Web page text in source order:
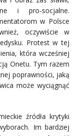
i pro-socjalne.
w Polsce
oczywiście w
Protest w tej
która wcześniej
Onetu. Tym razem
poprawności, jaką
może wyciągnąć
źródła krytyki
Im bardziej